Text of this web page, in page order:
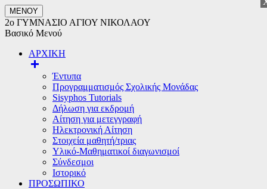
ΜΕΝΟΥ
2ο ΓΥΜΝΑΣΙΟ ΑΓΙΟΥ ΝΙΚΟΛΑΟΥ
Βασικό Μενού
ΑΡΧΙΚΗ
Έντυπα
Προγραμματισμός Σχολικής Μονάδας
Sisyphos Tutorials
Δήλωση για εκδρομή
Αίτηση για μετεγγραφή
Ηλεκτρονική Αίτηση
Στοιχεία μαθητή/τριας
Υλικό-Μαθηματικοί διαγωνισμοί
Σύνδεσμοι
Ιστορικό
ΠΡΟΣΩΠΙΚΟ